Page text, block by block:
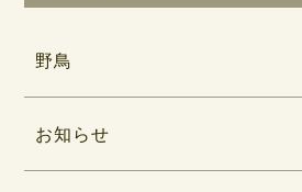
野鳥
お知らせ